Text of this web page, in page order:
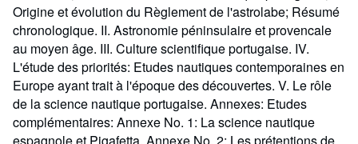
Origine et évolution du Règlement de l'astrolabe; Résumé
chronologique. II. Astronomie péninsulaire et provencale
au moyen âge. III. Culture scientifique portugaise. IV.
L'étude des priorités: Etudes nautiques contemporaines en
Europe ayant trait à l'époque des découvertes. V. Le rôle
de la science nautique portugaise. Annexes: Etudes
complémentaires: Annexe No. 1: La science nautique